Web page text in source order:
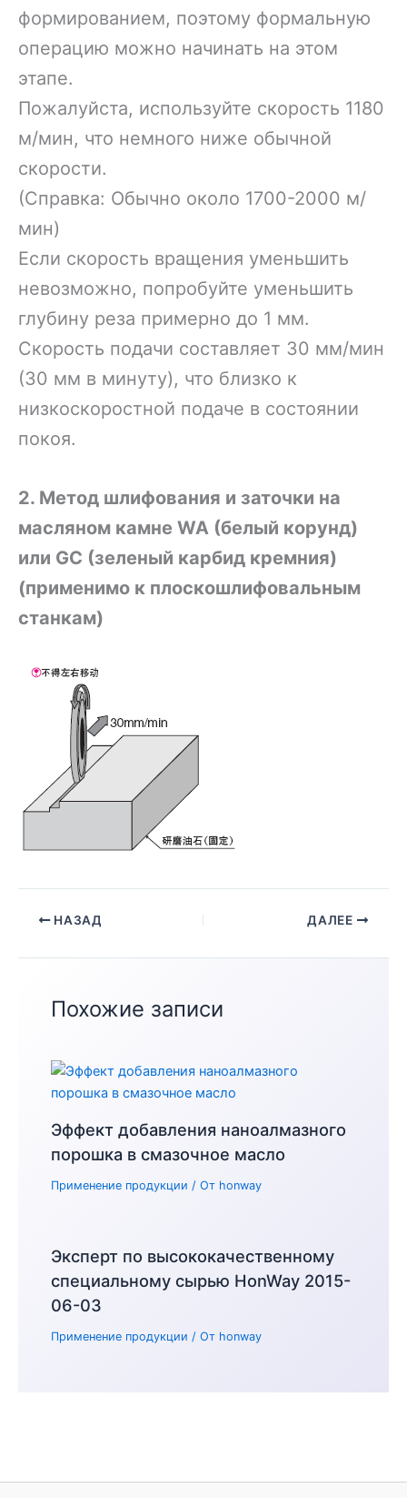
формированием, поэтому формальную
операцию можно начинать на этом
этапе.
Пожалуйста, используйте скорость 1180
м/мин, что немного ниже обычной
скорости.
(Справка: Обычно около 1700-2000 м/
мин)
Если скорость вращения уменьшить
невозможно, попробуйте уменьшить
глубину реза примерно до 1 мм.
Скорость подачи составляет 30 мм/мин
(30 мм в минуту), что близко к
низкоскоростной подаче в состоянии
покоя.
2. Метод шлифования и заточки на
масляном камне WA (белый корунд)
или GC (зеленый карбид кремния)
(применимо к плоскошлифовальным
станкам)
НАЗАД ДАЛЕЕ
Похожие записи
Эффект добавления наноалмазного
порошка в смазочное масло
Применение продукции / От honway
Эксперт по высококачественному
специальному сырью HonWay 2015-
06-03
Применение продукции / От honway